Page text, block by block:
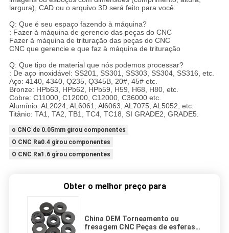
largura), CAD ou o arquivo 3D será feito para você.
Q: Que é seu espaço fazendo à máquina?
: Fazer à máquina de gerencio das peças do CNC
Fazer à máquina de trituração das peças do CNC
CNC que gerencie e que faz à máquina de trituração
Q: Que tipo de material que nós podemos processar?
: De aço inoxidável: SS201, SS301, SS303, SS304, SS316, etc.
Aço: 4140, 4340, Q235, Q345B, 20#, 45# etc.
Bronze: HPb63, HPb62, HPb59, H59, H68, H80, etc.
Cobre: C11000, C12000, C12000, C36000 etc.
Alumínio: AL2024, AL6061, Al6063, AL7075, AL5052, etc.
Titânio: TA1, TA2, TB1, TC4, TC18, SI GRADE2, GRADE5.
o CNC de 0.05mm girou componentes
O CNC Ra0.4 girou componentes
O CNC Ra1.6 girou componentes
Obter o melhor preço para
China OEM Torneamento ou
fresagem CNC Peças de esferas